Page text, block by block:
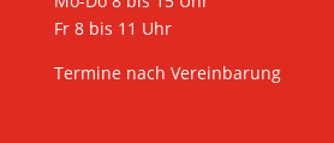
Fr 8 bis 11 Uhr
Termine nach Vereinbarung